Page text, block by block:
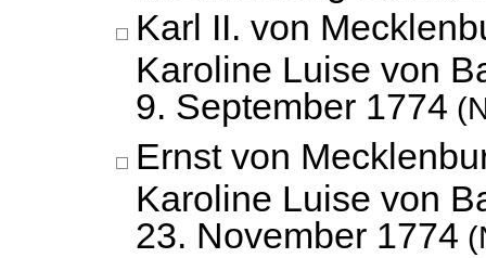
Karl II. von
Karoline Luise von
9. September 1774
Ernst von
Karoline Luise von
23. November 1774